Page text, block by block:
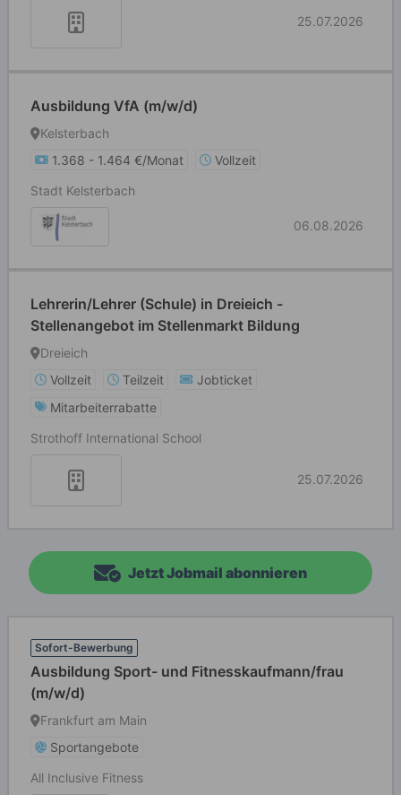
25.07.2026
Ausbildung VfA (m/w/d)
Kelsterbach
1.368 - 1.464 €/Monat
Vollzeit
Stadt Kelsterbach
06.08.2026
Lehrerin/Lehrer (Schule) in Dreieich -
Stellenangebot im Stellenmarkt Bildung
Dreieich
Vollzeit
Teilzeit
Jobticket
Mitarbeiterrabatte
Strothoff International School
25.07.2026
Jetzt Jobmail abonnieren
Sofort-Bewerbung
Ausbildung Sport- und Fitnesskaufmann/frau
(m/w/d)
Frankfurt am Main
Sportangebote
All Inclusive Fitness